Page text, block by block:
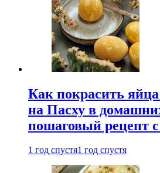
Как покрасить
на Пасху в
пошаговый рецепт
1 год спустя1 год спустя